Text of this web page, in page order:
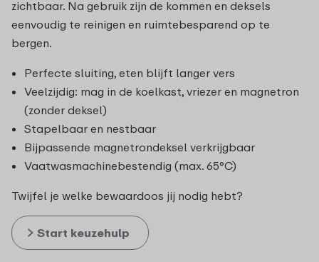
zichtbaar. Na gebruik zijn de kommen en deksels
eenvoudig te reinigen en ruimtebesparend op te
bergen.
Perfecte sluiting, eten blijft langer vers
Veelzijdig: mag in de koelkast, vriezer en magnetron
(zonder deksel)
Stapelbaar en nestbaar
Bijpassende magnetrondeksel verkrijgbaar
Vaatwasmachinebestendig (max. 65°C)
Twijfel je welke bewaardoos jij nodig hebt?
Start keuzehulp